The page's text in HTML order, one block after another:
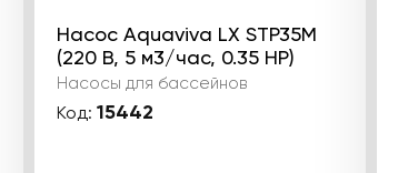
Насос Aquaviva LX STP35M
(220 В, 5 м3/час, 0.35 HP)
Насосы для бассейнов
Код: 15442